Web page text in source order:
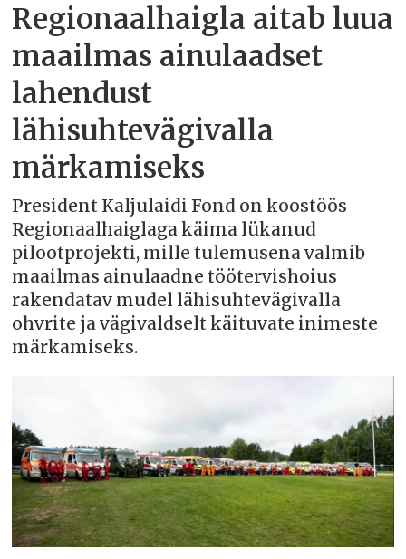
Regionaalhaigla aitab luua
maailmas ainulaadset
lahendust
lähisuhtevägivalla
märkamiseks
President Kaljulaidi Fond on koostöös
Regionaalhaiglaga käima lükanud
pilootprojekti, mille tulemusena valmib
maailmas ainulaadne töötervishoius
rakendatav mudel lähisuhtevägivalla
ohvrite ja vägivaldselt käituvate inimeste
märkamiseks.